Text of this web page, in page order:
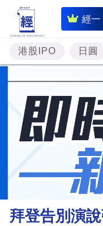
經一
即
時
財
經
專
題
投
資
樓
市
財
港股IPO 日圓
拜登告別演